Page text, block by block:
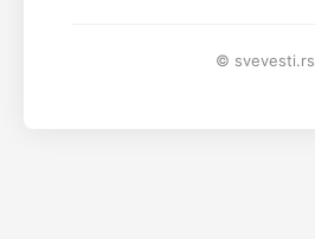
© svevesti.rs